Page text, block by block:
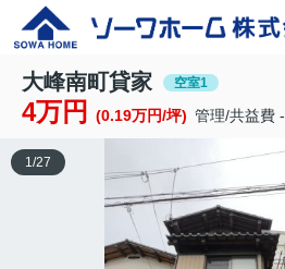
大峰南町貸家 空室1
4万円 (0.19万円/坪) 管理/共益費 -
1/27